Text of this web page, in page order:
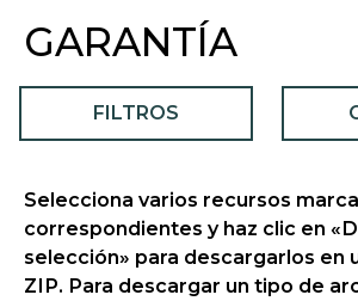
GARANTÍA
FILTROS
Selecciona varios recursos
correspondientes y haz clic en
selección» para descargarlos en
ZIP. Para descargar un tipo de